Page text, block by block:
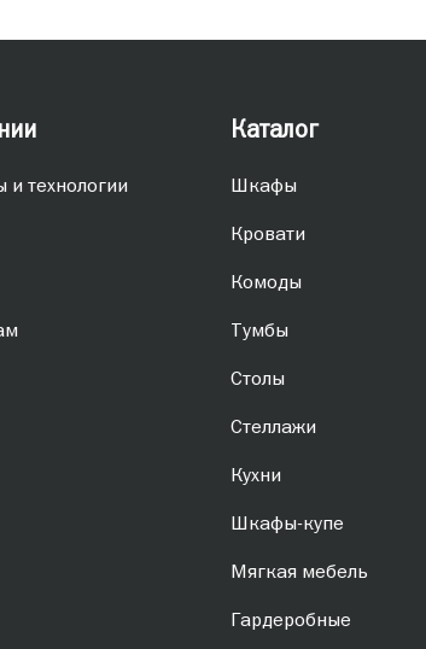
технологии
Каталог
Шкафы
Кровати
Комоды
Тумбы
Столы
Стеллажи
Кухни
Шкафы-купе
Мягкая мебель
Гардеробные